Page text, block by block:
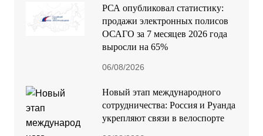
РСА опубликовал статистику:
продажи электронных полисов
ОСАГО за 7 месяцев 2026 года
выросли на 65%
06/08/2026
Новый этап международного
сотрудничества: Россия и Руанда
укрепляют связи в велоспорте